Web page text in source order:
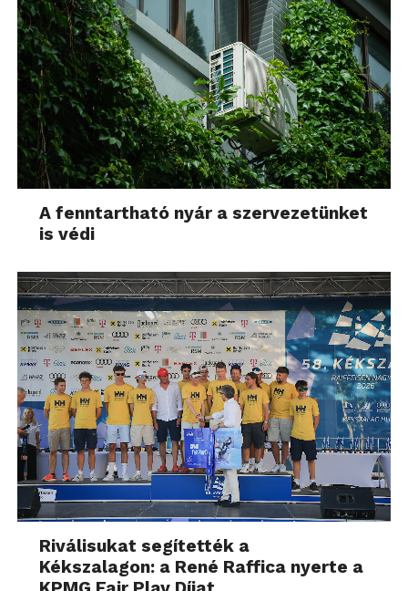
A fenntartható nyár a szervezetünket
is védi
Riválisukat segítették a
Kékszalagon: a René Raffica nyerte a